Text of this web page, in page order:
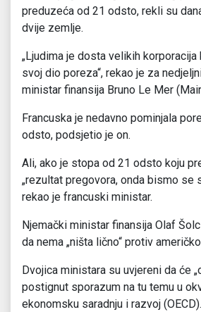
preduzeća od 21 odsto, rekli su
dvije zemlje.
„Ljudima je dosta velikih korporacija
svoj dio poreza“, rekao je za
ministar finansija Bruno Le Mer
Francuska je nedavno pominjala
odsto, podsjetio je on.
Ali, ako je stopa od 21 odsto koju
„rezultat pregovora, onda bismo se
rekao je francuski ministar.
Njemački ministar finansija Olaf
da nema „ništa lično“ protiv
Dvojica ministara su uvjereni da će
postignut sporazum na tu temu u
ekonomsku saradnju i razvoj (OECD).